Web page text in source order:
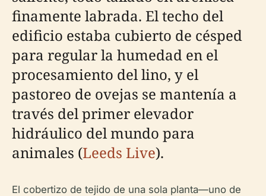
finamente labrada. El techo del
edificio estaba cubierto de césped
para regular la humedad en el
procesamiento del lino, y el
pastoreo de ovejas se mantenía a
través del primer elevador
hidráulico del mundo para
animales (Leeds Live).
El cobertizo de tejido de una sola planta—uno de